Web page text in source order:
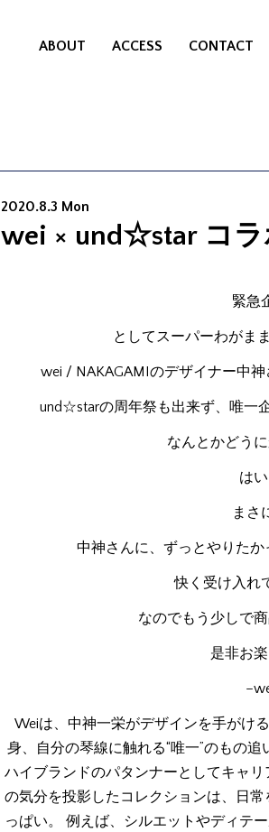
ABOUT ACCESS CONTACT
2020.8.3 Mon
wei × und☆star コラ
緊急
としてスーパーわがま
wei / NAKAGAMIのデザイナー中
und☆starの周年祭も出来ず、唯一
なんとかどう
は
まさ
中神さんに、ずっとやりたか
快く受け入れ
なのでもう少しで
是非お
Weiは、中神一栄がデザインを手がけ
身、自分の琴線に触れる“唯一”のもの
ハイブランドのパタンナーとしてキャ
の気分を投影したコレクションは、日
っぱい。 例えば、シルエットやディテ